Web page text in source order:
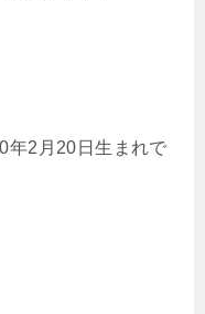
年2月20日生まれで